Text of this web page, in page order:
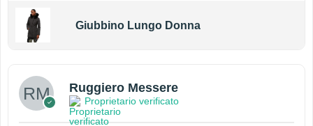
Giubbino Lungo Donna
Ruggiero Messere
Proprietario verificato